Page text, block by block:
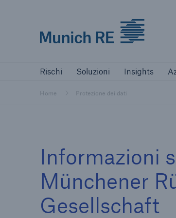
Rischi Soluzioni Insights
Home Protezione dei dati
Informazioni
Münchener
Gesellschaft